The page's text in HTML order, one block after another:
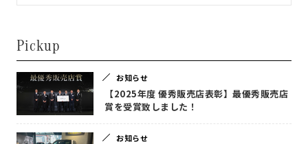
Pickup
お知らせ
【2025年度 優秀販売店表彰】最優秀販売店
賞を受賞致しました！
お知らせ